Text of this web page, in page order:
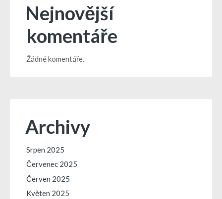
Nejnovější
komentáře
Žádné komentáře.
Archivy
Srpen 2025
Červenec 2025
Červen 2025
Květen 2025